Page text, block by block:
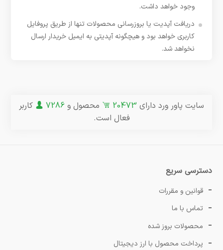
وجود خواهد داشت.
دریافت آپدیت یا بروزرسانی محصولات تنها از طریق پروفایل
کاربری خواهد بود و هیچگونه آپدیتی به ایمیل خریدار ارسال
نخواهد شد.
سایت پاور ورد دارای 20473 محصول و 7286
کاربر
فعال است.
دسترسی سریع
قوانین و مقررات
تماس با ما
محصولات بروز شده
پرداخت محصول با ارز دیجیتال